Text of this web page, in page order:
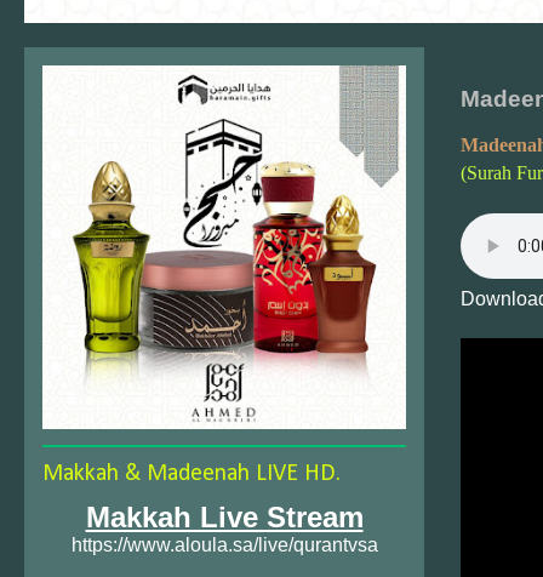
(Surah
Makkah & Madeenah LIVE HD.
Makkah Live Stream
https://www.aloula.sa/live/qurantvsa